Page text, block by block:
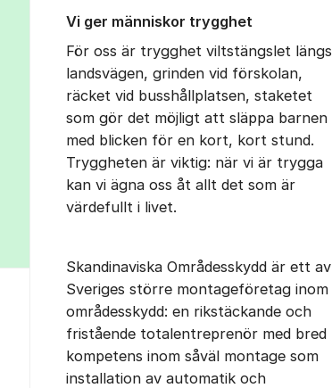
Vi ger människor trygghet
För oss är trygghet viltstängslet längs
landsvägen, grinden vid förskolan,
räcket vid busshållplatsen, staketet
som gör det möjligt att släppa barnen
med blicken för en kort, kort stund.
Tryggheten är viktig: när vi är trygga
kan vi ägna oss åt allt det som är
värdefullt i livet.
Skandinaviska Områdesskydd är ett av
Sveriges större montageföretag inom
områdesskydd: en rikstäckande och
fristående totalentreprenör med bred
kompetens inom såväl montage som
installation av automatik och